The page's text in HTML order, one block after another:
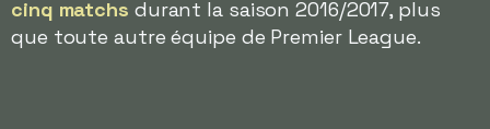
cinq matchs durant la saison 2016/2017, plus
que toute autre équipe de Premier League.